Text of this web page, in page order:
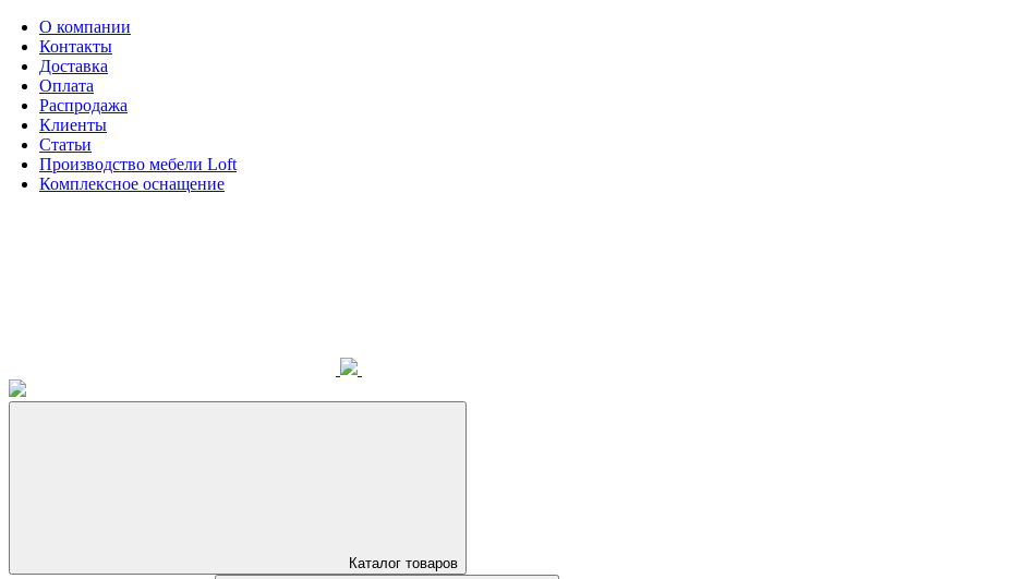
О компании
Контакты
Доставка
Оплата
Распродажа
Клиенты
Статьи
Производство мебели Loft
Комплексное оснащение
Каталог товаров